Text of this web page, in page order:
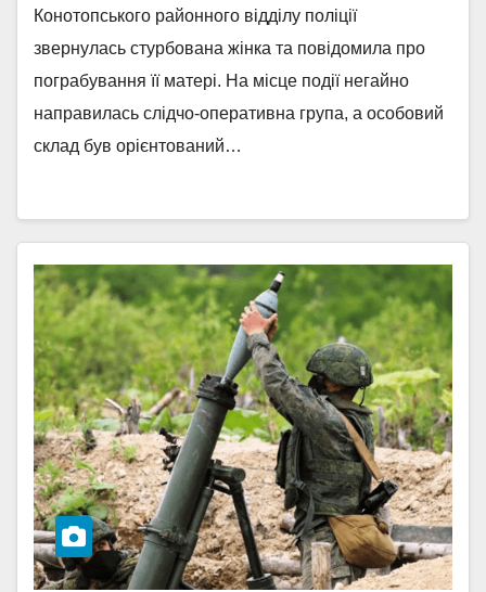
Конотопського районного відділу поліції
звернулась стурбована жінка та повідомила про
пограбування її матері. На місце події негайно
направилась слідчо-оперативна група, а особовий
склад був орієнтований…